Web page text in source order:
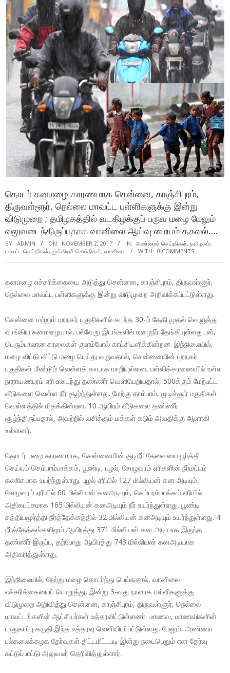
தொடர் கனமழை காரணமாக சென்னை, காஞ்சிபுரம்,
திருவள்ளூர், நெல்லை மாவட்ட பள்ளிகளுக்கு இன்று
விடுமுறை ; தமிழகத்தில் வடகிழக்குப் பருவ மழை மேலும்
வலுவடைந்திருப்பதாக வானிலை ஆய்வு மையம் தகவல்….
BY: ADMIN ON: NOVEMBER 2, 2017 IN: அண்மைச் செய்திகள், தமிழகம்,
மாவட்ட செய்திகள், முக்கியச் செய்திகள், வானிலை WITH: 0 COMMENTS
கனமழை எச்சரிக்கையை அடுத்து சென்னை, காஞ்சிபுரம், திருவள்ளூர்,
நெல்லை மாவட்ட பள்ளிகளுக்கு இன்று விடுமுறை அறிவிக்கப்பட்டுள்ளது.
சென்னை மற்றும் புறநகர் பகுதிகளில் கடந்த 30-ம் தேதி முதல் வெளுத்து
வாங்கிய கனமழையால், பல்வேறு இடங்களில் மழைநீர் தேங்கியுள்ளதுடன்,
பெரும்பாலான சாலைகள் குளம்போல் காட்சியளிக்கின்றன. இந்நிலையில்,
மழை விட்டு விட்டு மழை பெய்து வருவதால், சென்னையின் புறநகர்
பகுதிகள் மீண்டும் வெள்ளக் காடாக மாறியுள்ளன. பள்ளிக்கரணையில் உள்ள
நாராயணபுரம் ஏரி உடைந்து தண்ணீர் வெளியேறியதால், 500க்கும் மேற்பட்ட
வீடுகளை வெள்ள நீர் சூழ்ந்துள்ளது. மேற்கு தாம்பரம், முடிச்சூர் பகுதிகள்
வெள்ளத்தில் மிதக்கின்றன. 10 ஆயிரம் வீடுகளை தண்ணீர்
சூழ்ந்திருப்பதால், அவற்றில் வசிக்கும் மக்கள் கடும் அவதிக்கு ஆளாகி
உள்ளனர்.
தொடர் மழை காரணமாக, சென்னையின் குடிநீர் தேவையை பூர்த்தி
செய்யும் செம்பரம்பாக்கம், பூண்டி, புழல், சோழவரம் ஏரிகளின் நீர்மட்டம்
கணிசமாக உயர்ந்துள்ளது. புழல் ஏரியில் 127 மில்லியன் கன அடியும்,
சோழவரம் ஏரியில் 60 மில்லியன் கனஅடியும், செம்பரம்பாக்கம் ஏரியில்
அதிகபட்சமாக 165 மில்லியன் கனஅடியும் நீர் உயர்ந்துள்ளது. பூண்டி
சத்தியமூர்த்தி நீர்த்தேக்கத்தில் 32 மில்லியன் கனஅடியும் உயர்ந்துள்ளது. 4
நீர்த்தேக்கங்களிலும் ஆயிரத்து 371 மில்லியன் கன அடியாக இருந்த
தண்ணீர் இருப்பு, தற்போது ஆயிரத்து 743 மில்லியன் கனஅடியாக
அதிகரித்துள்ளது.
இந்நிலையில், நேற்று மழை தொடர்ந்து பெய்ததால், வானிலை
எச்சரிக்கையைப் பொறுத்து, இன்று 3-வது நாளாக பள்ளிகளுக்கு
விடுமுறை அறிவித்து சென்னை, காஞ்சிபுரம், திருவள்ளூர், நெல்லை
மாவட்டங்களின் ஆட்சியர்கள் உத்தரவிட்டுள்ளனர். மாணவ, மாணவிகளின்
பாதுகாப்பு கருதி இந்த உத்தரவு வெளியிடப்பட்டுள்ளது. மேலும், அண்ணா
பல்கலைக்கழக தேர்வுகள் திட்டமிட்டபடி இன்று நடைபெறும் என தேர்வு
கட்டுப்பாட்டு அலுவலர் தெரிவித்துள்ளார்.